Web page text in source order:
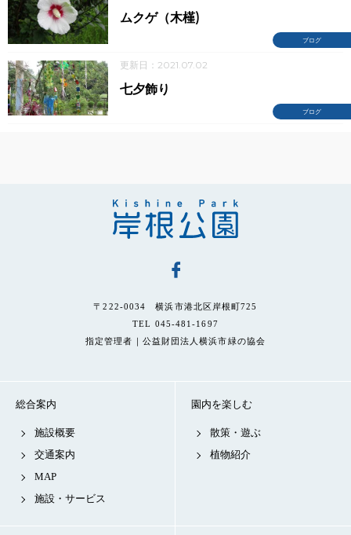
ブログ
ムクゲ（木槿)
更新日：2021.07.02
ブログ
七夕飾り
〒222-0034 横浜市港北区岸根町725
TEL 045-481-1697
指定管理者｜公益財団法人横浜市緑の協会
総合案内
施設概要
交通案内
MAP
施設・サービス
園内を楽しむ
散策・遊ぶ
植物紹介